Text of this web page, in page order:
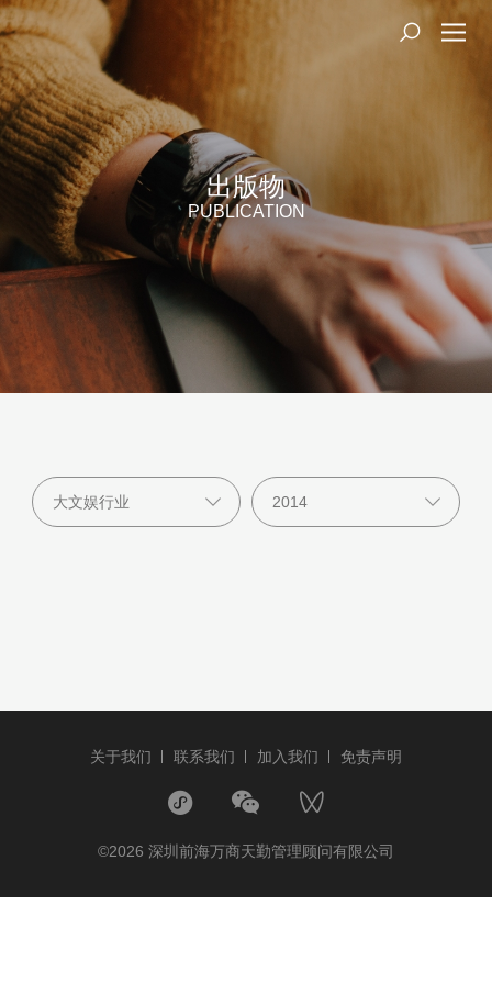
出版物
PUBLICATION
关于我们 联系我们 加入我们 免责声明
©2026 深圳前海万商天勤管理顾问有限公司